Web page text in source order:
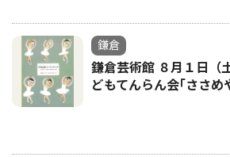
鎌倉
鎌倉芸術館 ８月１日（
どもてんらん会｢ささめ